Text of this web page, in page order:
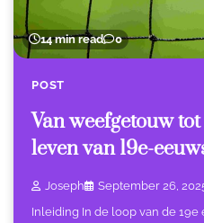
14 min read 0
POST
Van weefgetouw
leven van 19e-
Joseph
September 26,
Inleiding In de loop van de